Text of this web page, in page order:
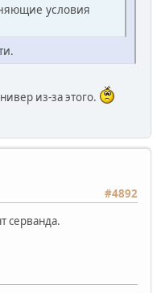
условия
из-за этого.
#4892
серванда.